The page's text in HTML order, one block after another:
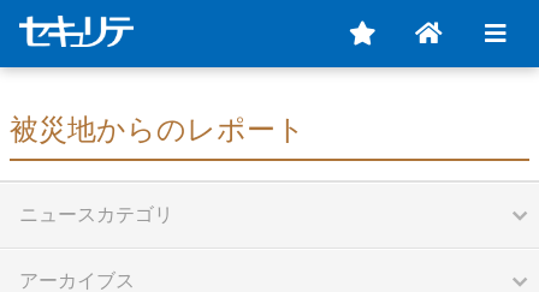
被災地からのレポート
ニュースカテゴリ
アーカイブス